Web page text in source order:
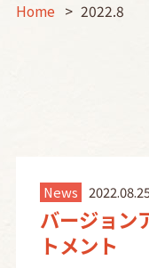
Home 2022.8
News
バージョン
トメント